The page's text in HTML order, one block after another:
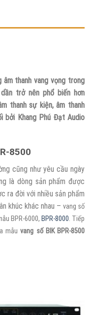
thanh vang vọng trong
trở nên phổ biến hơn
thanh sự kiện, âm thanh
bởi Khang Phú Đạt Audio
8500
cũng như yêu cầu ngày
là dòng sản phẩm được
ra đời với nhiều sản phẩm
khúc khác nhau – vang số
BPR-6000, BPR-8000. Tiếp
mẫuvang số BIK BPR-8500